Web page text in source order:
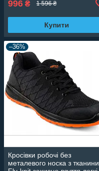
996 ₴ 1 596 ₴
Купити
–36%
Кросівки робочі без
металевого носка з тканини